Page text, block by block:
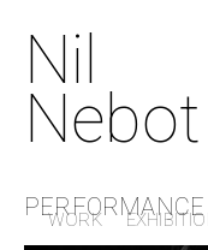
Nil
Nebot
WORK